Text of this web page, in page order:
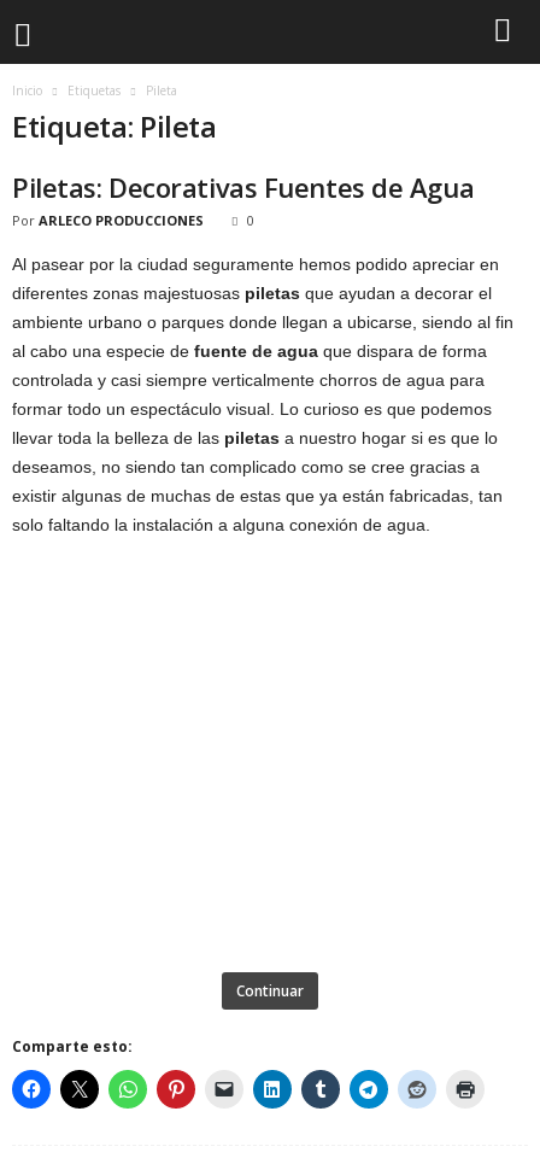
Inicio Etiquetas Pileta
Etiqueta: Pileta
Piletas: Decorativas Fuentes de Agua
Por ARLECO PRODUCCIONES 0
Al pasear por la ciudad seguramente hemos podido apreciar en
diferentes zonas majestuosas piletas que ayudan a decorar el
ambiente urbano o parques donde llegan a ubicarse, siendo al fin
al cabo una especie de fuente de agua que dispara de forma
controlada y casi siempre verticalmente chorros de agua para
formar todo un espectáculo visual. Lo curioso es que podemos
llevar toda la belleza de las piletas a nuestro hogar si es que lo
deseamos, no siendo tan complicado como se cree gracias a
existir algunas de muchas de estas que ya están fabricadas, tan
solo faltando la instalación a alguna conexión de agua.
Continuar
Comparte esto: